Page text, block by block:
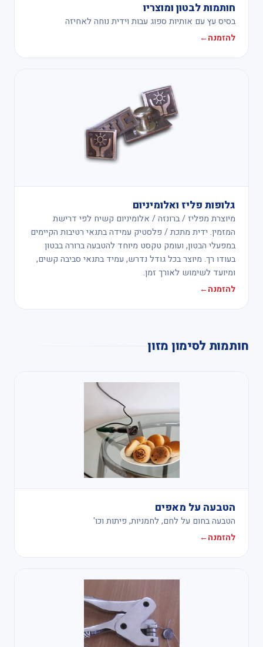
חותמות לבטון ומוצריו
בסיס עץ עם אותיות ספוג עבות וידית נוחה לאחיזה
להזמנה←
גלופות פליז ואלומיניום
מיוצרת מפליז / ברונזה / אלומיניום קשיח לפי דרישת
המזמין. ידית מתכת / פלסטיק עמידה בתנאי רטיבות הקיימים
במפעלי הבטון, ועומק טקסט מיוחד להטבעה ברורה בבטון
בעודו רך. מיוצר בכל גודל נדרש, עמיד בתנאי סביבה קשים,
ומיועד לשימוש לאורך זמן.
להזמנה←
חותמות לסימון מזון
הטבעה על מאפים
הטבעה בחום על לחם, לחמניות, פיתות וכו'
להזמנה←